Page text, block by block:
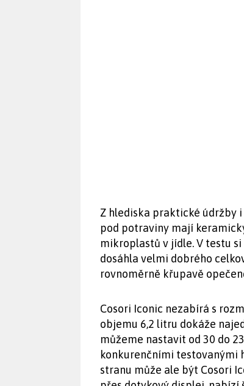
Z hlediska praktické údržby
pod potraviny mají
mikroplastů v jídle. V testu
dosáhla velmi dobrého
rovnoměrně křupavě
Cosori Iconic nezabírá s
objemu 6,2 litru dokáže
můžeme nastavit od 30 do
konkurenčními testovanými
stranu může ale být Cosori